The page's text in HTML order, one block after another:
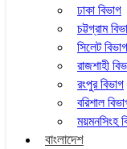
ঢাকা বিভাগ
চট্টগ্রাম
সিলেট বিভাগ
রাজশাহী
রংপুর বিভাগ
বরিশাল
ময়মনসিংহ
বাংলাদেশ